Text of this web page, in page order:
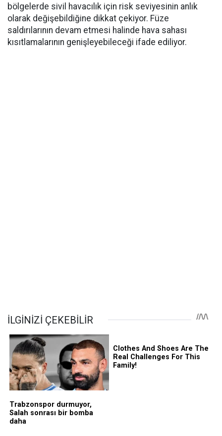
bölgelerde sivil havacılık için risk seviyesinin anlık
olarak değişebildiğine dikkat çekiyor. Füze
saldırılarının devam etmesi halinde hava sahası
kısıtlamalarının genişleyebileceği ifade ediliyor.